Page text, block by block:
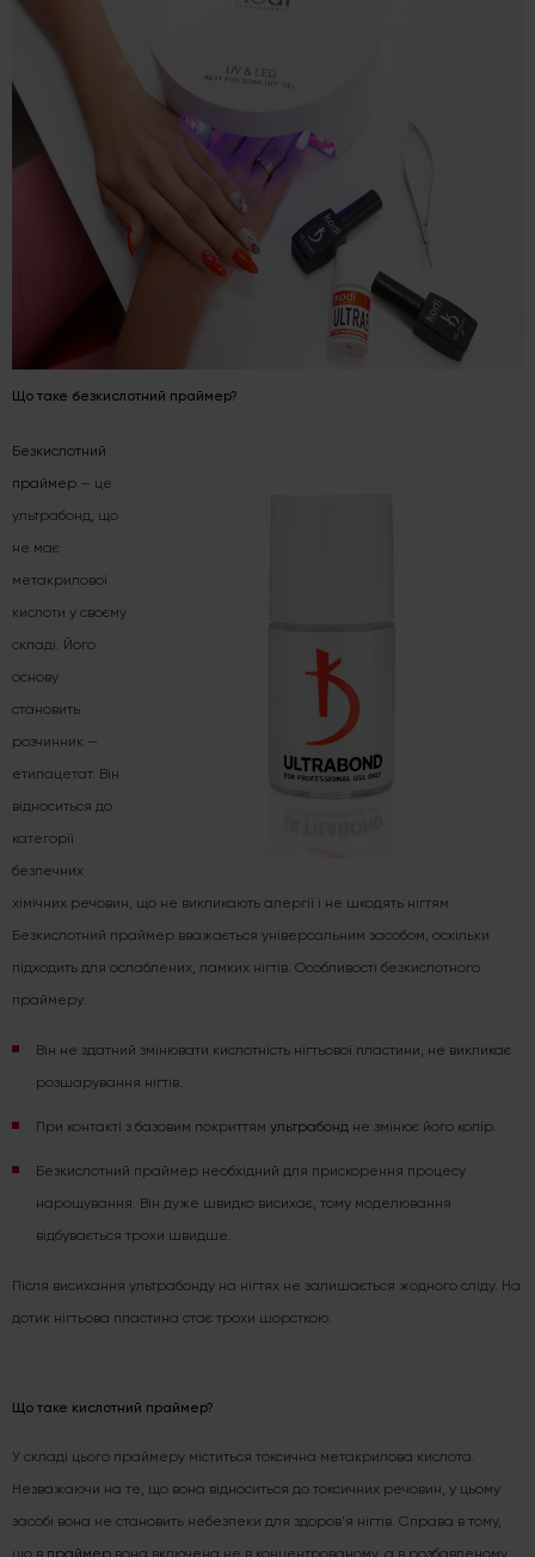
Що таке безкислотний праймер?
Безкислотний
праймер — це
ультрабонд, що
не має
метакрилової
кислоти у своєму
складі. Його
основу
становить
розчинник —
етилацетат. Він
відноситься до
категорії
безпечних
хімічних речовин, що не викликають алергії і не шкодять нігтям.
Безкислотний праймер вважається універсальним засобом, оскільки
підходить для ослаблених, ламких нігтів. Особливості безкислотного
праймеру:
Він не здатний змінювати кислотність нігтьової пластини, не викликає
розшарування нігтів.
При контакті з базовим покриттям ультрабонд не змінює його колір.
Безкислотний праймер необхідний для прискорення процесу
нарощування. Він дуже швидко висихає, тому моделювання
відбувається трохи швидше.
Після висихання ультрабонду на нігтях не залишається жодного сліду. На
дотик нігтьова пластина стає трохи шорсткою.
Що таке кислотний праймер?
У складі цього праймеру міститься токсична метакрилова кислота.
Незважаючи на те, що вона відноситься до токсичних речовин, у цьому
засобі вона не становить небезпеки для здоров'я нігтів. Справа в тому,
що в праймер вона включена не в концентрованому, а в розбавленому